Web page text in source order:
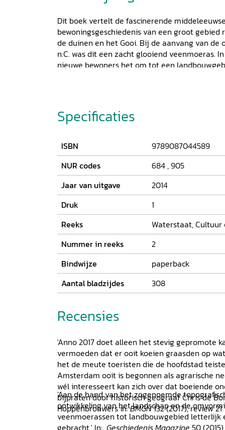
Dit boek vertelt de fascinerende
bewoningsgeschiedenis van een groot
de duinen en het Gooi. Bij de aanvang van de
n.C. was dit een zacht glooiend veenmoeras.
nieuwe bewoners het om tot een
de geschiedenis van dit landschap en
de natuurlijke veenriviertjes, waar lagen de
Was het IJ open water of dichtgegroeid?
Amstel kronkelig en een deel kaarsrecht en
Specificaties
ISBN
9789087044589
NUR codes
684 ,905
Jaar van uitgave
2014
Druk
1
Reeks
Waterstaat, Cultuur
Nummer in reeks
2
Bindwijze
paperback
Aantal bladzijdes
308
Recensies
'Anno 2017 doet alleen het stevig gepromote
vermoeden dat er ooit koeien graasden op
het de meute toeristen die de hoofdstad
Amsterdam ooit is begonnen als agrarische
wél interesseert kan zich over dat boeiende
bijpraten door historisch geograaf Chris de
Hoppenbrouwers in:BMGN132 (2017), review 21
'Aan de hand van het zogenoemde
ontwikkeling van het landschap en de
veenmoerassen tot landbouwgebied letterlijk
gebracht.' In: Geschiedenis Magazine 50